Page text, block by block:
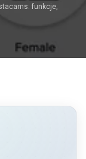
funkcje,